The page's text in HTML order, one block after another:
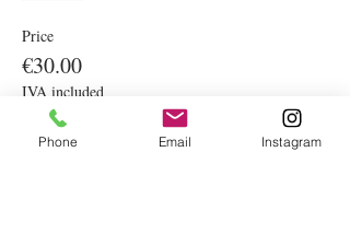
Price
€30.00
IVA included
Phone Email Instagram